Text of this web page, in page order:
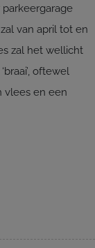
van april tot en
zal het wellicht
oftewel
vlees en een